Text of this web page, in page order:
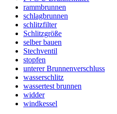
rammbrunnen
schlagbrunnen
schlitzfilter
Schlitzgröße
selber bauen
Stechventil
stopfen
unterer Brunnenverschluss
wasserschlitz
wassertest brunnen
widder
windkessel